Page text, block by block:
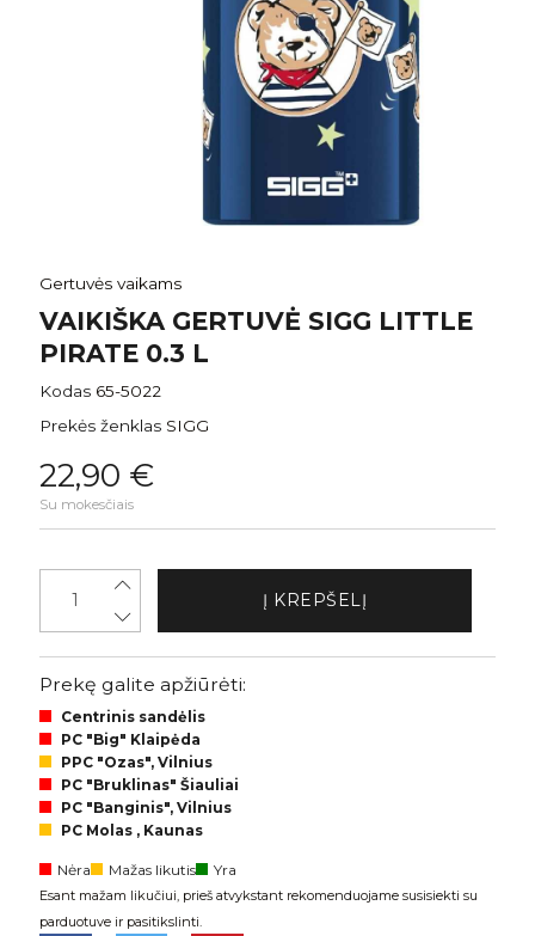
Gertuvės vaikams
VAIKIŠKA GERTUVĖ SIGG LITTLE
PIRATE 0.3 L
Kodas 65-5022
Prekės ženklas SIGG
22,90 €
Su mokesčiais
Į KREPŠELĮ
Prekę galite apžiūrėti:
Centrinis sandėlis
PC "Big" Klaipėda
PPC "Ozas", Vilnius
PC "Bruklinas" Šiauliai
PC "Banginis", Vilnius
PC Molas , Kaunas
Nėra Mažas likutis Yra
Esant mažam likučiui, prieš atvykstant rekomenduojame susisiekti su
parduotuve ir pasitikslinti.